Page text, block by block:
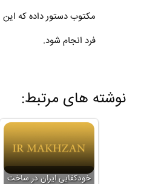
مکتوب دستور داده که
فرد انجام شود.
نوشته های مرتبط:
خودکفایی ایران در ساخت